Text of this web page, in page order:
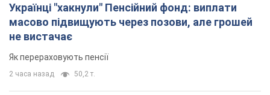
Українці "хакнули" Пенсійний фонд: виплати
масово підвищують через позови, але грошей
не вистачає
Як перераховують пенсії
2 часа назад 50,2 т.